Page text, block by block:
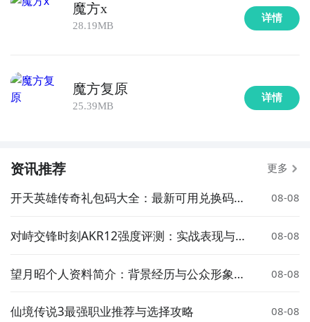
魔方x
28.19MB
详情
魔方复原
25.39MB
详情
资讯推荐 更多
开天英雄传奇礼包码大全：最新可用兑换码汇
08-08
对峙交锋时刻AKR12强度评测：实战表现与武
08-08
望月昭个人资料简介：背景经历与公众形象解
08-08
仙境传说3最强职业推荐与选择攻略 08-08